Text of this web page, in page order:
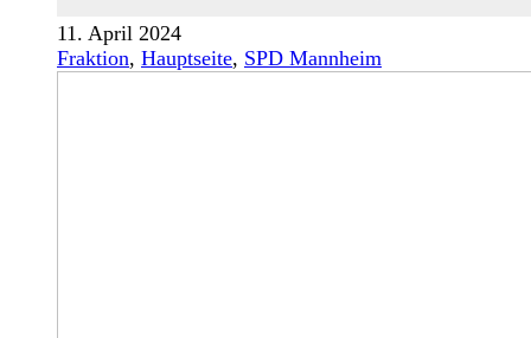
11. April 2024
Fraktion, Hauptseite, SPD Mannheim